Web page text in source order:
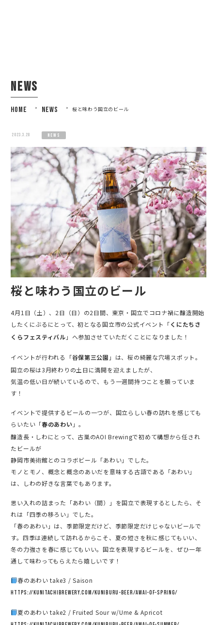
news
HOME > NEWS > 桜と味わう国立のビール
2023.3.28 news
桜と味わう国立のビール
4月1日（土）、2日（日）の2日間、東京・国立でコロナ禍に醸造開始
したくにぶるにとって、初となる国立市の公式イベント「 くにたちさ
くらフェスティバル 」へ参加させていただくことになりました！
イベントが行われる「谷保第三公園 」は、桜の綺麗な穴場スポット。
国立の桜は3月終わりの土日に満開を迎えましたが、
気温の低い日が続いているので、もう一週間持つことを願っていま
す！
イベントで提供するビールの一つが、国立らしい春の訪れを感じても
らいたい「春のあわい 」。
醸造長・しわにとって、古巣のAOI Brewingで初めて構想から任され
たビールが
静岡市美術館とのコラボビール「あわい」でした。
モノとモノ、概念と概念のあいだを意味する古語である「あわい」
は、しわの好きな言葉でもあります。
思い入れの詰まった「あわい（間）」を国立で表現するとしたら、そ
れは「四季の移ろい」でした。
「春のあわい」は、季節限定だけど、季節限定だけじゃないビールで
す。四季は連続して訪れるからこそ、夏の短さを秋に感じてもいい、
冬の力強さを春に感じてもいい。国立を表現するビールを、ぜひ一年
通して味わってもらえたら嬉しいです！
春のあわい take3 / Saison
https://kunitachibrewery.com/kuniburu-beer/awai-of-spring/
夏のあわい take2 / Fruited Sour w/Ume & Apricot